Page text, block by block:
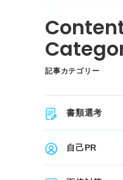
記事カテゴリー
書類選考
自己PR